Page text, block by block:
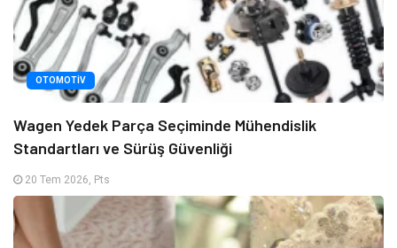
OTOMOTIV
Wagen Yedek Parça Seçiminde Mühendislik
Standartları ve Sürüş Güvenliği
20 Tem 2026, Pts